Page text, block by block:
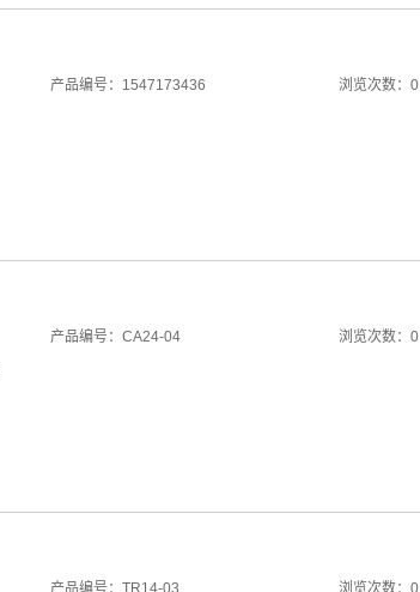
产品编号：1547173436
浏览次数：0
产品编号：CA24-04
浏览次数：0
产品编号：TR14-03 浏览次数：0